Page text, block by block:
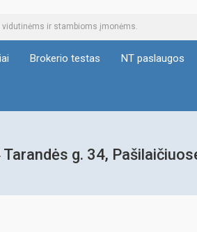
ir stambioms įmonėms.
Brokerio testas NT paslaugos
g. 34,